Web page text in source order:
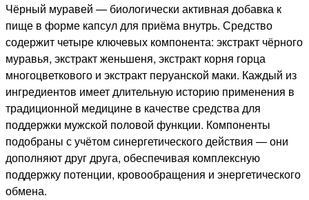
Чёрный муравей — биологически активная добавка к
пище в форме капсул для приёма внутрь. Средство
содержит четыре ключевых компонента: экстракт чёрного
муравья, экстракт женьшеня, экстракт корня горца
многоцветкового и экстракт перуанской маки. Каждый из
ингредиентов имеет длительную историю применения в
традиционной медицине в качестве средства для
поддержки мужской половой функции. Компоненты
подобраны с учётом синергетического действия — они
дополняют друг друга, обеспечивая комплексную
поддержку потенции, кровообращения и энергетического
обмена.